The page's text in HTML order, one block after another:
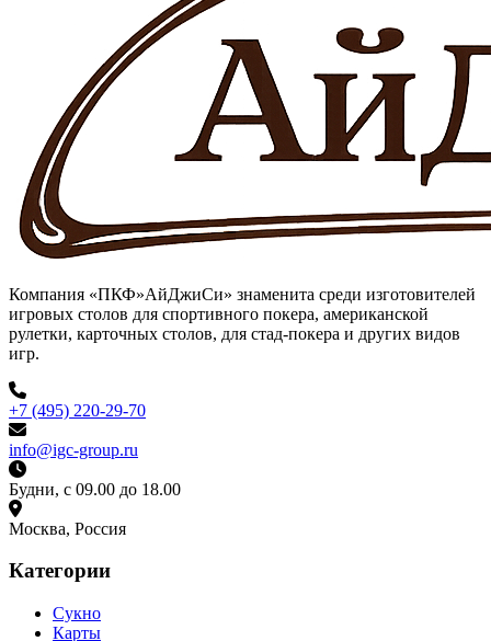
Компания «ПКФ»АйДжиСи» знаменита среди изготовителей
игровых столов для спортивного покера, американской
рулетки, карточных столов, для стад-покера и других видов
игр.
+7 (495) 220-29-70
info@igc-group.ru
Будни, с 09.00 до 18.00
Москва, Россия
Категории
Сукно
Карты